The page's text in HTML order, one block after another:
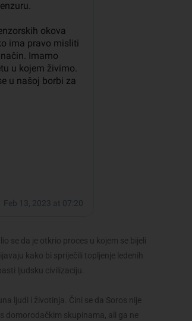
se da je otkrio proces u kojem se bijeli
kako bi spriječili topljenje ledenih
ljudsku civilizaciju.
ljudi i životinja. Čini se da Soros nije
domorodačkim skupinama, ali ga ne